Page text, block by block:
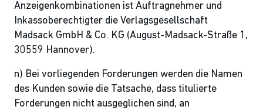
Anzeigenkombinationen ist Auftragnehmer und
Inkassoberechtigter die Verlagsgesellschaft
Madsack GmbH & Co. KG (August-Madsack-Straße 1,
30559 Hannover).
n) Bei vorliegenden Forderungen werden die Namen
des Kunden sowie die Tatsache, dass titulierte
Forderungen nicht ausgeglichen sind, an